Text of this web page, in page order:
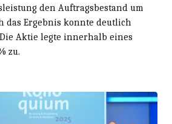
den Auftragsbestand um
das Ergebnis konnte deutlich
Aktie legte innerhalb eines
zu.